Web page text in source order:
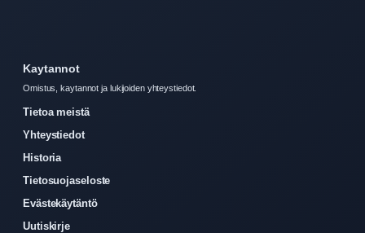
Kaytannot
Omistus, kaytannot ja lukijoiden yhteystiedot.
Tietoa meistä
Yhteystiedot
Historia
Tietosuojaseloste
Evästekäytäntö
Uutiskirje